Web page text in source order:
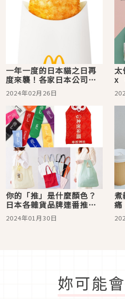
一年一度的日本貓之日再
度來襲！各家日本公司各
種貓咪迷因展示會萌翻網
友
2024年02月26日
x
繪
你的「推」是什麼顏色？
日本各雜貨品牌連番推出
粉絲必買的「推し小
物」！
2024年01月30日
煮
痛
新
妳可能